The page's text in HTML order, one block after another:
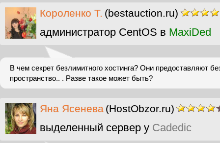
Короленко Т. (bestauction.ru)
администратор CentOS в MaxiDed
В чем секрет безлимитного хостинга? Они предоставляют
пространство.. . Разве такое может быть?
Яна Ясенева (HostObzor.ru)
выделенный сервер у Cadedic